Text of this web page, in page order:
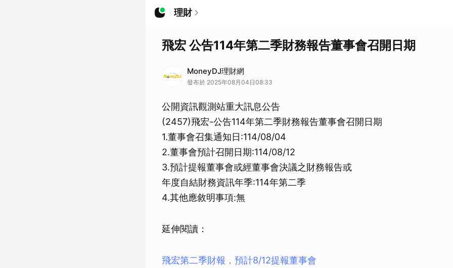
理財
飛宏 公告114年第二季財務報告董事會召開日期
MoneyDJ理財網
發布於 2025年08月04日08:33
公開資訊觀測站重大訊息公告
(2457)飛宏-公告114年第二季財務報告董事會召開日期
1.董事會召集通知日:114/08/04
2.董事會預計召開日期:114/08/12
3.預計提報董事會或經董事會決議之財務報告或
年度自結財務資訊年季:114年第二季
4.其他應敘明事項:無
延伸閱讀：
飛宏第二季財報，預計8/12提報董事會